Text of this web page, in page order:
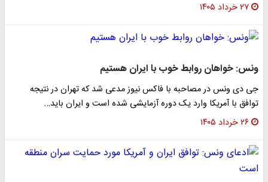
۲۷ خرداد ۱۴۰۵
ونس: خواهان روابط خوب با ایران هستیم
جی دی ونس در مصاحبه با فاکس نیوز مدعی شد که تهران در نتیجه
توافق با آمریکا وارد یک دوره آزمایشی شده است و ایران باید…
۲۶ خرداد ۱۴۰۵